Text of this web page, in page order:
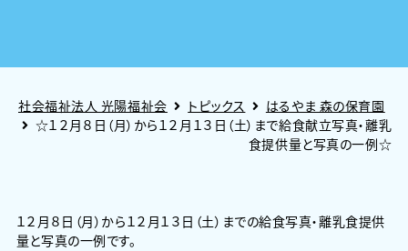
社会福祉法人 光陽福祉会 トピックス
はるやま 森の保育園
☆１２月８日（月）から１２月１３日（土）まで給食献立写真・離乳
食提供量と写真の一例☆
１２月８日（月）から１２月１３日（土）までの給食写真・離乳食提供
量と写真の一例です。